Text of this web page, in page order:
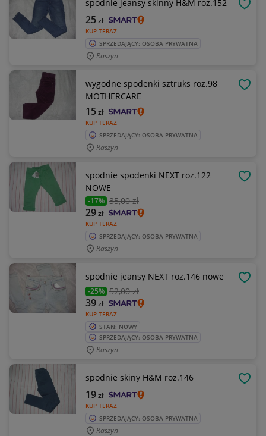
spodnie jeansy skinny H&M roz.152
KUP TERAZ
25zł
SPRZEDAJĄCY: OSOBA PRYWATNA
Raszyn
wygodne spodenki sztruks roz.98
MOTHERCARE
KUP TERAZ
15zł
SPRZEDAJĄCY: OSOBA PRYWATNA
Raszyn
spodnie spodenki NEXT roz.122
NOWE
-17% 35,00 zł
KUP TERAZ
29zł
SPRZEDAJĄCY: OSOBA PRYWATNA
Raszyn
spodnie jeansy NEXT roz.146 nowe
-25% 52,00 zł
KUP TERAZ
39zł
STAN: NOWY
SPRZEDAJĄCY: OSOBA PRYWATNA
Raszyn
spodnie skiny H&M roz.146
KUP TERAZ
19zł
SPRZEDAJĄCY: OSOBA PRYWATNA
Raszyn